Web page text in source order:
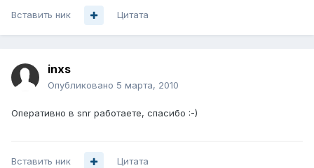
Вставить ник Цитата
inxs
Опубликовано 5 марта, 2010
Оперативно в snr работаете, спасибо :-)
Вставить ник Цитата